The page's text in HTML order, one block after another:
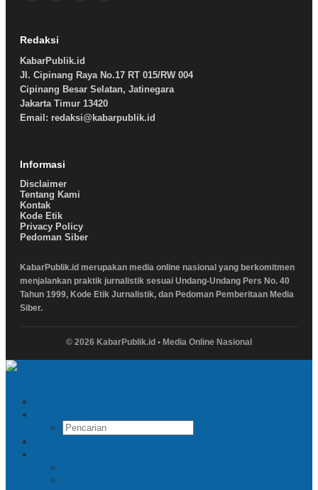
Redaksi
KabarPublik.id
Jl. Cipinang Raya No.17 RT 015/RW 004
Cipinang Besar Selatan, Jatinegara
Jakarta Timur 13420
Email: redaksi@kabarpublik.id
Informasi
Disclaimer
Tentang Kami
Kontak
Kode Etik
Privacy Policy
Pedoman Siber
KabarPublik.id merupakan media online nasional yang berkomitmen
menjalankan praktik jurnalistik sesuai Undang-Undang Pers No. 40
Tahun 1999, Kode Etik Jurnalistik, dan Pedoman Pemberitaan Media
Siber.
© 2026 KabarPublik.id • Media Online Nasional